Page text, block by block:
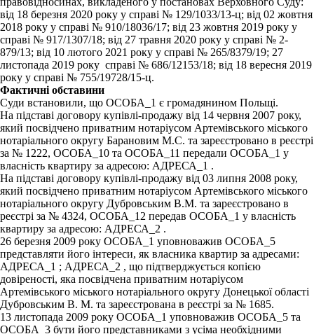
від 18 березня 2020 року у справі № 129/1033/13-ц; від 02 жовтня
2018 року у справі № 910/18036/17; від 23 жовтня 2019 року у
справі № 917/1307/18; від 27 травня 2020 року у справі № 2-
879/13; від 10 лютого 2021 року у справі № 265/8379/19; 27
листопада 2019 року справі № 686/12153/18; від 18 вересня 2019
року у справі № 755/19728/15-ц.
Фактичні обставини
Суди встановили, що ОСОБА_1 є громадянином Польщі.
На підставі договору купівлі-продажу від 14 червня 2007 року,
який посвідчено приватним нотаріусом Артемівського міського
нотаріального округу Барановим М.С. та зареєстровано в реєстрі
за № 1222, ОСОБА_10 та ОСОБА_11 передали ОСОБА_1 у
власність квартиру за адресою: АДРЕСА_1 .
На підставі договору купівлі-продажу від 03 липня 2008 року,
який посвідчено приватним нотаріусом Артемівського міського
нотаріального округу Дубровським В.М. та зареєстровано в
реєстрі за № 4324, ОСОБА_12 передав ОСОБА_1 у власність
квартиру за адресою: АДРЕСА_2 .
26 березня 2009 року ОСОБА_1 уповноважив ОСОБА_5
представляти його інтереси, як власника квартир за адресами:
АДРЕСА_1 ; АДРЕСА_2 , що підтверджується копією
довіреності, яка посвідчена приватним нотаріусом
Артемівського міського нотаріального округу Донецької області
Дубровським В. М. та зареєстрована в реєстрі за № 1685.
13 листопада 2009 року ОСОБА_1 уповноважив ОСОБА_5 та
ОСОБА_3 бути його представниками з усіма необхідними